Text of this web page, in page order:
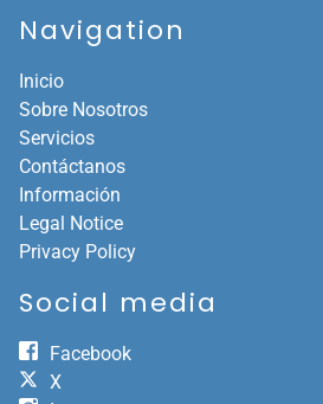
Navigation
Inicio
Sobre Nosotros
Servicios
Contáctanos
Información
Legal Notice
Privacy Policy
Social media
Facebook
X